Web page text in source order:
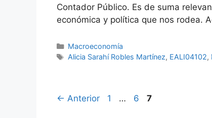
Contador Público. Es de suma
económica y política que nos rodea.
Categorías
Macroeconomía
Etiquetas
Alicia Sarahí Robles Martínez, EALI04102,
← Anterior Página
1 … Página
6 Página
7